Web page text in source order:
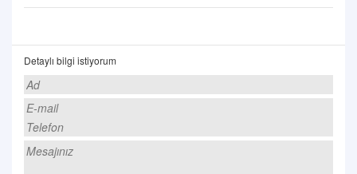
Detaylı bilgi istiyorum